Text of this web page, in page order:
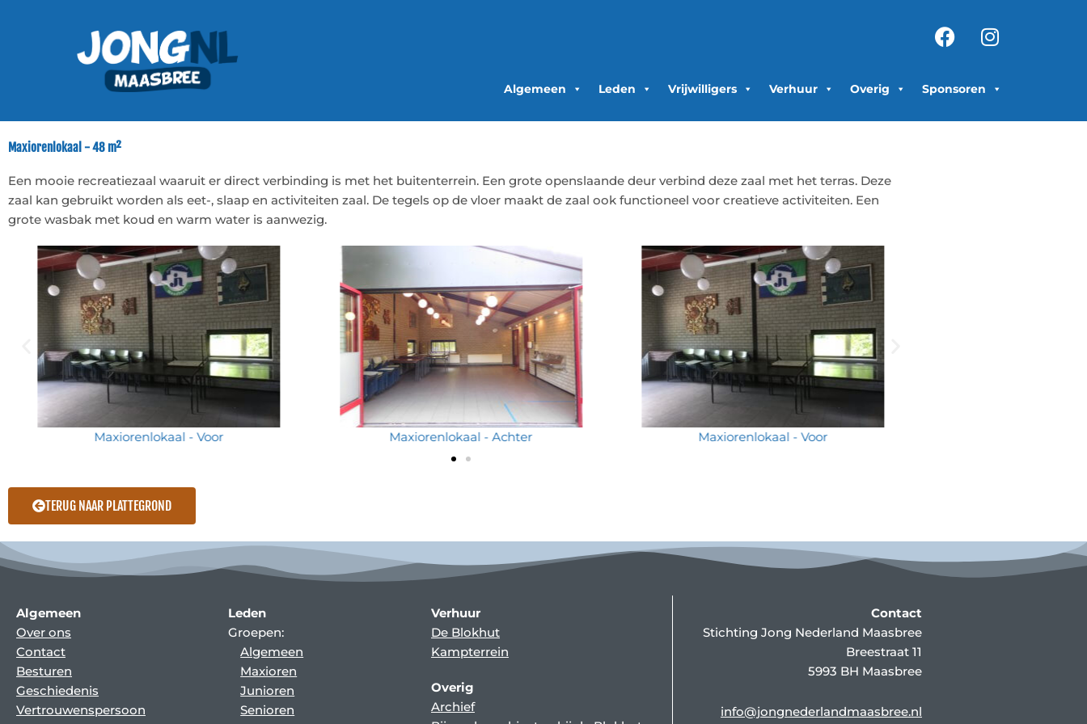
Facebook
Algemeen Leden Vrijwilligers Verhuur Overig Sponsoren
Maxiorenlokaal - 48 m²
Een mooie recreatiezaal waaruit er direct verbinding is met het buitenterrein. Een grote openslaande deur verbind deze zaal met het terras. Deze
zaal kan gebruikt worden als eet-, slaap en activiteiten zaal. De tegels op de vloer maakt de zaal ook functioneel voor creatieve activiteiten. Een
grote wasbak met koud en warm water is aanwezig.
Maxiorenlokaal - Voor Maxiorenlokaal - Achter Maxiorenlokaal - Voor
TERUG NAAR PLATTEGROND
Algemeen
Over ons
Contact
Besturen
Geschiedenis
Vertrouwenspersoon
Leden
Groepen:
Algemeen
Maxioren
Junioren
Senioren
Verhuur
De Blokhut
Kampterrein
Overig
Archief
Contact
Stichting Jong Nederland Maasbree
Breestraat 11
5993 BH Maasbree
info@jongnederlandmaasbree.nl